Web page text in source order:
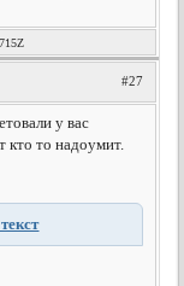
#27
у вас
кто то надоумит.